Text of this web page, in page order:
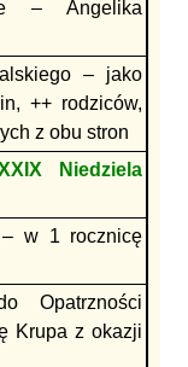
– Angelika
– jako
++ rodziców,
z obu stron
Niedziela
w 1 rocznicę
Opatrzności
Krupa z okazji